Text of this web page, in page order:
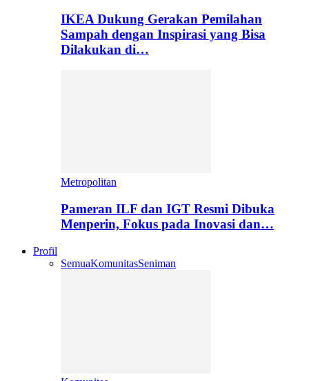
IKEA Dukung Gerakan Pemilahan
Sampah dengan Inspirasi yang Bisa
Dilakukan di…
Metropolitan
Pameran ILF dan IGT Resmi Dibuka
Menperin, Fokus pada Inovasi dan…
Profil
SemuaKomunitasSeniman